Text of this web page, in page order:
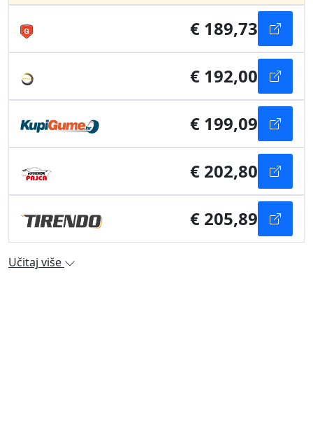
€ 189,73
€ 192,00
€ 199,09
€ 202,80
€ 205,89
Učitaj više